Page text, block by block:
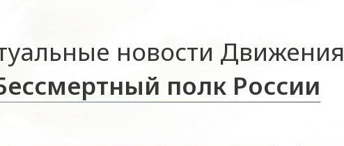
новости Движения
полк России